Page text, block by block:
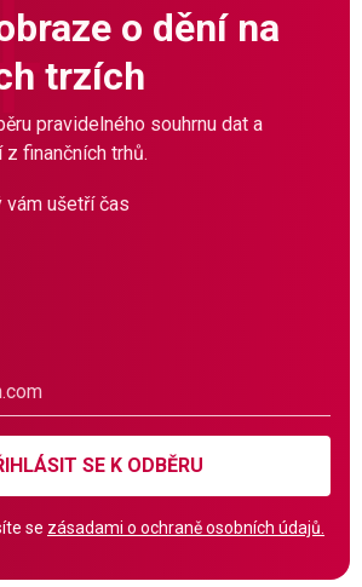
o dění na
trzích
pravidelného souhrnu dat a
finančních trhů.
vám ušetří čas
SE K ODBĚRU
se zásadami o ochraně osobních údajů.